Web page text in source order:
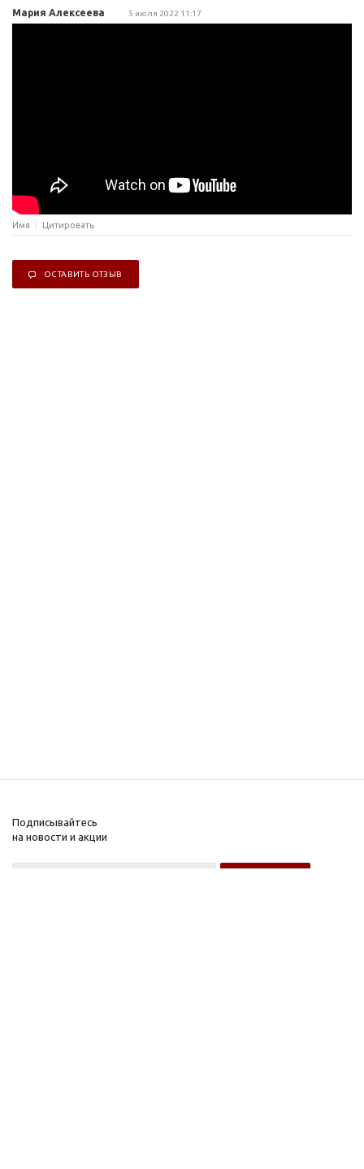
Мария Алексеева 5 июля 2022 11:17
Имя Цитировать
ОСТАВИТЬ ОТЗЫВ
Подписывайтесь
на новости и акции